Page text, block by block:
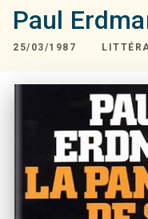
Paul
25/03/1987